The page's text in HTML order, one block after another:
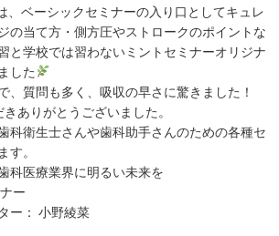
、ベーシックセミナーの入り口としてキュレ
の当て方・側方圧やストロークのポイントな
と学校では習わないミントセミナーオリジナ
した
、質問も多く、吸収の早さに驚きました！
ありがとうございました。
科衛生士さんや歯科助手さんのための各種セ
す。
科医療業界に明るい未来を
ー
ー： 小野綾菜